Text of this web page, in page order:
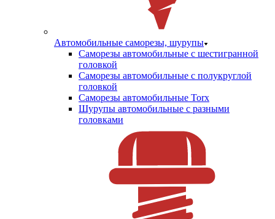
Автомобильные саморезы, шурупы
Саморезы автомобильные с шестигранной
головкой
Саморезы автомобильные с полукруглой
головкой
Саморезы автомобильные Torx
Шурупы автомобильные с разными
головками